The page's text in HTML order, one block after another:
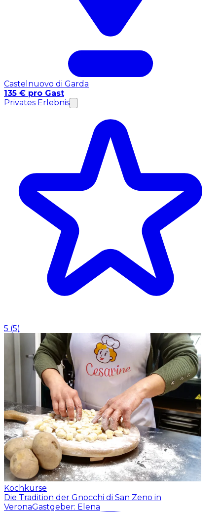
Castelnuovo di Garda
135 € pro Gast
Privates Erlebnis
5 (5)
Kochkurse
Die Tradition der Gnocchi di San Zeno in
VeronaGastgeber: Elena